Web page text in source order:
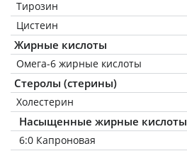
Тирозин
Цистеин
Жирные кислоты
Омега-6 жирные кислоты
Стеролы (стерины)
Холестерин
Насыщенные жирные кислоты
6:0 Капроновая